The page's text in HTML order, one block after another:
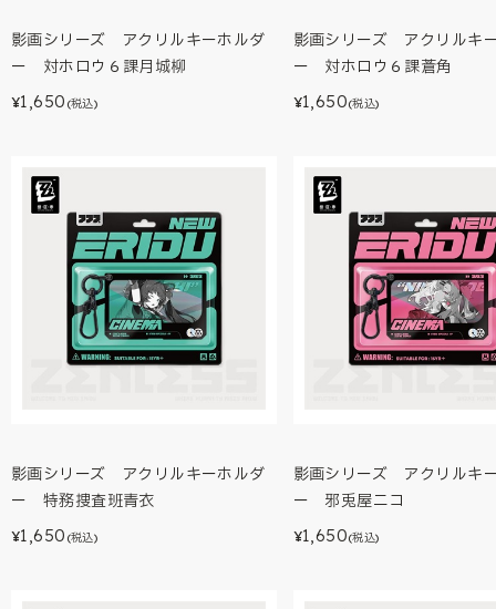
影画シリーズ アクリルキーホルダ
ー 対ホロウ６課月城柳
¥1,650 (税込)
影画シリーズ アクリルキ
ー 対ホロウ６課蒼角
¥1,650(税込)
影画シリーズ アクリルキーホルダ
ー 特務捜査班青衣
¥1,650 (税込)
影画シリーズ アクリルキ
ー 邪兎屋ニコ
¥1,650(税込)